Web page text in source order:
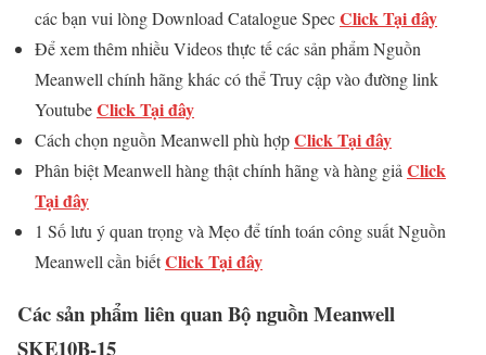
các bạn vui lòng Download Catalogue SpecClick Tại đây
Để xem thêm nhiều Videos thực tế các sản phẩm Nguồn
Meanwell chính hãng khác có thể Truy cập vào đường link
YoutubeClick Tại đây
Cách chọn nguồn Meanwell phù hợpClick Tại đây
Phân biệt Meanwell hàng thật chính hãng và hàng giả Click
Tại đây
1 Số lưu ý quan trọng và Mẹo để tính toán công suất Nguồn
Meanwell cần biếtClick Tại đây
Các sản phẩm liên quan Bộ nguồn Meanwell
SKE10B-15